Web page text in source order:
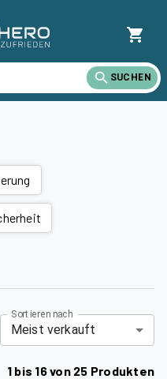
SUCHEN
Sortieren nach
Meist verkauft
1 bis 16von 25 Produkten